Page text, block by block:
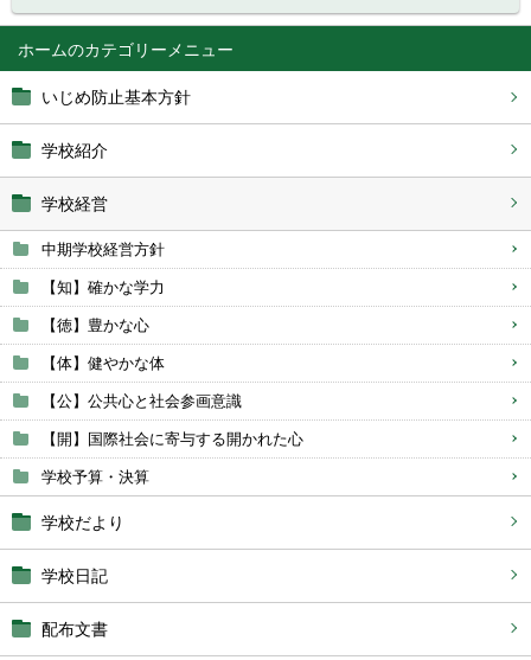
ホーム
いじめ防止基本方針
学校紹介
学校経営
中期学校経営方針
【知】確かな学力
【徳】豊かな心
【体】健やかな体
【公】公共心と社会参画意識
【開】国際社会に寄与する開かれた心
学校予算・決算
学校だより
学校日記
配布文書